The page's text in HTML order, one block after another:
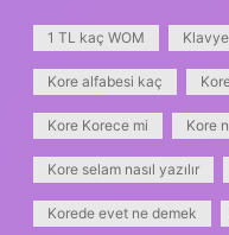
1 TL kaç WOM
Kore alfabesi kaç
Kore Korece mi Kore
Kore selam nasıl yazılır
Korede evet ne demek